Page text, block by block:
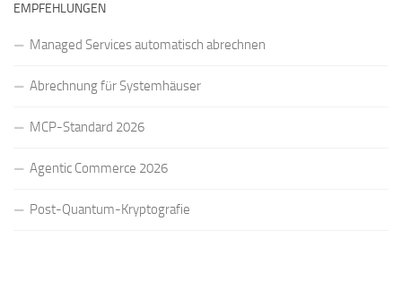
EMPFEHLUNGEN
Managed Services automatisch abrechnen
Abrechnung für Systemhäuser
MCP-Standard 2026
Agentic Commerce 2026
Post-Quantum-Kryptografie